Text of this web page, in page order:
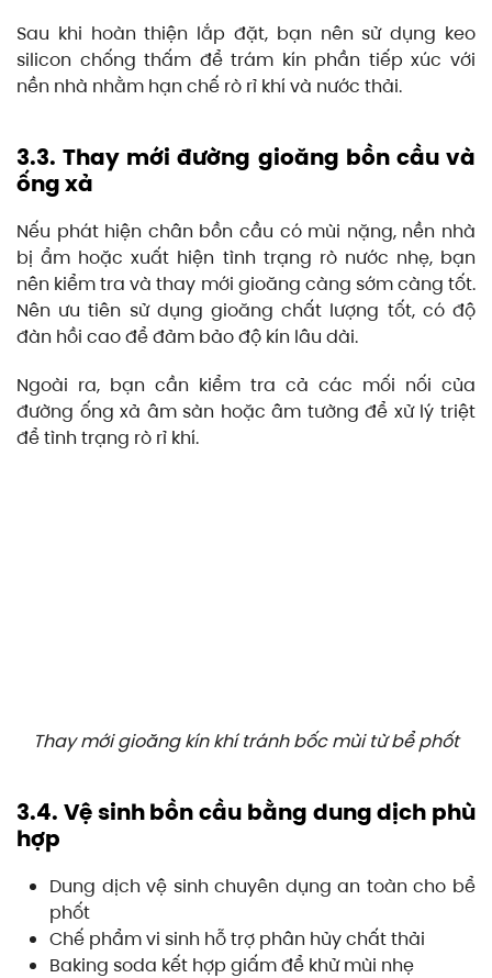
Sau khi hoàn thiện lắp đặt, bạn nên sử dụng keo
silicon chống thấm để trám kín phần tiếp xúc với
nền nhà nhằm hạn chế rò rỉ khí và nước thải.
3.3. Thay mới đường gioăng bồn cầu và
ống xả
Nếu phát hiện chân bồn cầu có mùi nặng, nền nhà
bị ẩm hoặc xuất hiện tình trạng rò nước nhẹ, bạn
nên kiểm tra và thay mới gioăng càng sớm càng tốt.
Nên ưu tiên sử dụng gioăng chất lượng tốt, có độ
đàn hồi cao để đảm bảo độ kín lâu dài.
Ngoài ra, bạn cần kiểm tra cả các mối nối của
đường ống xả âm sàn hoặc âm tường để xử lý triệt
để tình trạng rò rỉ khí.
Thay mới gioăng kín khí tránh bốc mùi từ bể phốt
3.4. Vệ sinh bồn cầu bằng dung dịch phù
hợp
Dung dịch vệ sinh chuyên dụng an toàn cho bể
phốt
Chế phẩm vi sinh hỗ trợ phân hủy chất thải
Baking soda kết hợp giấm để khử mùi nhẹ